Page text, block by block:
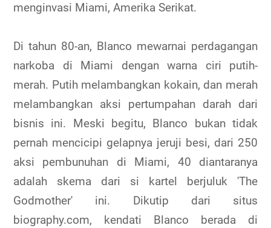
menginvasi Miami, Amerika Serikat.
Di tahun 80-an, Blanco mewarnai perdagangan
narkoba di Miami dengan warna ciri putih-
merah. Putih melambangkan kokain, dan merah
melambangkan aksi pertumpahan darah dari
bisnis ini. Meski begitu, Blanco bukan tidak
pernah mencicipi gelapnya jeruji besi, dari 250
aksi pembunuhan di Miami, 40 diantaranya
adalah skema dari si kartel berjuluk 'The
Godmother' ini. Dikutip dari situs
biography.com, kendati Blanco berada di